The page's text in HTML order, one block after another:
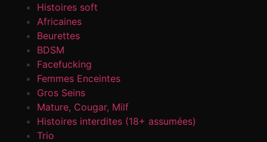
Histoires soft
Africaines
Beurettes
BDSM
Facefucking
Femmes Enceintes
Gros Seins
Mature, Cougar, Milf
Histoires interdites (18+ assumées)
Trio